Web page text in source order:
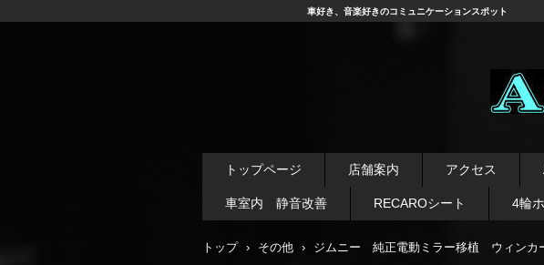
イー
車好き、音楽好きのコミュニケーションスポット
トップページ 店舗案内 アクセス
車室内 静音改善 RECAROシート 4輪
トップ › その他 › ジムニー 純正電動ミラー移植 ウィンカ